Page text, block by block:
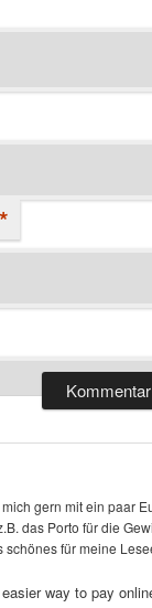
*
gern mit ein paar
das Porto für die
für meine